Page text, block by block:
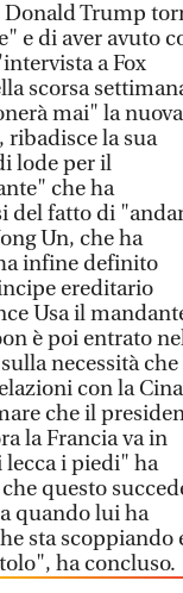
Donald Trump
e di aver avuto
a Fox
scorsa
mai" la nuova
ribadisce la sua
lode per il
che ha
del fatto di
Un, che ha
infine definito
ereditario
Usa il
è poi entrato
necessità che
con la
che il
la Francia va in
lecca i piedi" ha
questo
quando lui ha
sta scoppiando
ha concluso.